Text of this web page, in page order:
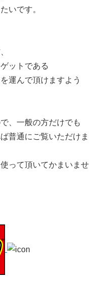
いです。
ットである
運んで頂けますよう
、一般の方だけでも
普通にご覧いただけま
って頂いてかまいませ